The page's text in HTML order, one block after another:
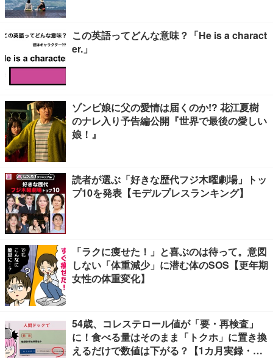
この英語ってどんな意味？「He is a charact
er.」
ゾンビ娘に父の愛情は届くのか!? 花江夏樹
のナレ入り予告編公開『世界で最後の愛しい
娘！』
読者が選ぶ「好きな歴代フジ木曜劇場」トッ
プ10を発表【モデルプレスランキング】
「ラクに痩せた！」と喜ぶのは待って。意図
しない「体重減少」に潜む体のSOS【更年期
女性の体重変化】
54歳、コレステロール値が「要・再検査」
に！食べる量はそのまま「トクホ」に置き換
えるだけで数値は下がる？【1カ月実録・ビ